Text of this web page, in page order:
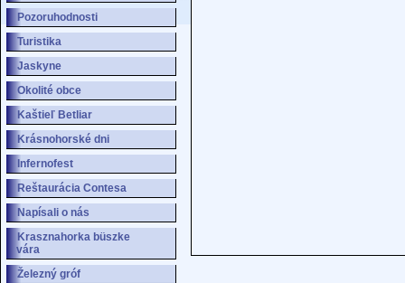
Pozoruhodnosti
Turistika
Jaskyne
Okolité obce
Kaštieľ Betliar
Krásnohorské dni
Infernofest
Reštaurácia Contesa
Napísali o nás
Krasznahorka büszke
vára
Železný gróf